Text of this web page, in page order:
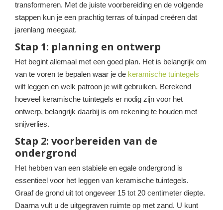
transformeren. Met de juiste voorbereiding en de volgende
stappen kun je een prachtig terras of tuinpad creëren dat
jarenlang meegaat.
Stap 1: planning en ontwerp
Het begint allemaal met een goed plan. Het is belangrijk om
van te voren te bepalen waar je de keramische tuintegels
wilt leggen en welk patroon je wilt gebruiken. Berekend
hoeveel keramische tuintegels er nodig zijn voor het
ontwerp, belangrijk daarbij is om rekening te houden met
snijverlies.
Stap 2: voorbereiden van de
ondergrond
Het hebben van een stabiele en egale ondergrond is
essentieel voor het leggen van keramische tuintegels.
Graaf de grond uit tot ongeveer 15 tot 20 centimeter diepte.
Daarna vult u de uitgegraven ruimte op met zand. U kunt